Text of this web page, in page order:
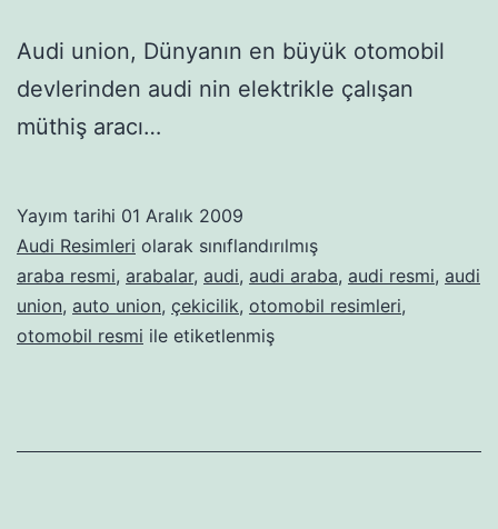
Audi union, Dünyanın en büyük otomobil
devlerinden audi nin elektrikle çalışan
müthiş aracı…
Yayım tarihi 01 Aralık 2009
Audi Resimleri olarak sınıflandırılmış
araba resmi, arabalar, audi, audi araba, audi resmi, audi
union, auto union, çekicilik, otomobil resimleri,
otomobil resmi ile etiketlenmiş